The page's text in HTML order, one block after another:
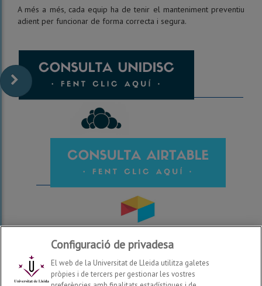
A més a més, cada equip ha de tenir el manteniment preventiu
adient per funcionar de forma correcta i segura.
*Si no trobes la informació que busques, posa't en contacte
amb el teu coordinador de prevenció.
Configuració de privadesa
El web de la Universitat de Lleida utilitza galetes
pròpies i de tercers per gestionar les vostres